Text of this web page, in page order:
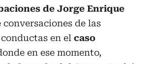
de Jorge Enrique
conversaciones de las
en el caso
en ese momento,